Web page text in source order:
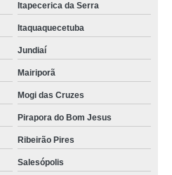
Itapecerica da Serra
Itaquaquecetuba
Jundiaí
Mairiporã
Mogi das Cruzes
Pirapora do Bom Jesus
Ribeirão Pires
Salesópolis